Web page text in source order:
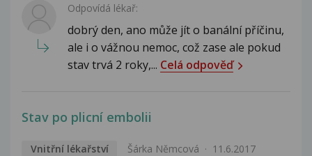
Odpovídá lékař:
dobrý den, ano může jít o banální příčinu,
ale i o vážnou nemoc, což zase ale pokud
stav trvá 2 roky,... Celá odpověď
Stav po plicní embolii
Vnitřní lékařství Šárka Němcová 11.6.2017